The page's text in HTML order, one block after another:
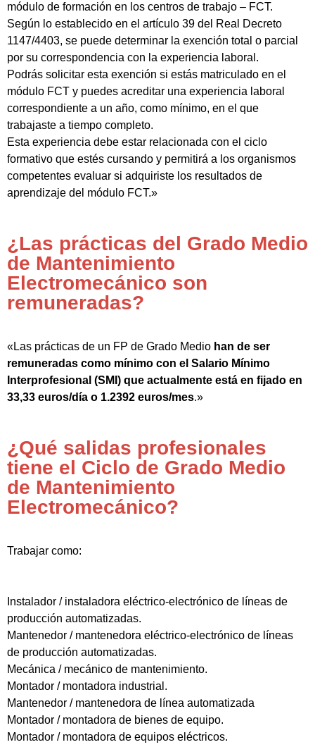
módulo de formación en los centros de trabajo – FCT.
Según lo establecido en el artículo 39 del Real Decreto
1147/4403, se puede determinar la exención total o parcial
por su correspondencia con la experiencia laboral.
Podrás solicitar esta exención si estás matriculado en el
módulo FCT y puedes acreditar una experiencia laboral
correspondiente a un año, como mínimo, en el que
trabajaste a tiempo completo.
Esta experiencia debe estar relacionada con el ciclo
formativo que estés cursando y permitirá a los organismos
competentes evaluar si adquiriste los resultados de
aprendizaje del módulo FCT.»
¿Las prácticas del Grado Medio
de Mantenimiento
Electromecánico son
remuneradas?
«Las prácticas de un FP de Grado Medio han de ser
remuneradas como mínimo con el Salario Mínimo
Interprofesional (SMI) que actualmente está en fijado en
33,33 euros/día o 1.2392 euros/mes.»
¿Qué salidas profesionales
tiene el Ciclo de Grado Medio
de Mantenimiento
Electromecánico?
Trabajar como:
Instalador / instaladora eléctrico-electrónico de líneas de
producción automatizadas.
Mantenedor / mantenedora eléctrico-electrónico de líneas
de producción automatizadas.
Mecánica / mecánico de mantenimiento.
Montador / montadora industrial.
Mantenedor / mantenedora de línea automatizada
Montador / montadora de bienes de equipo.
Montador / montadora de equipos eléctricos.